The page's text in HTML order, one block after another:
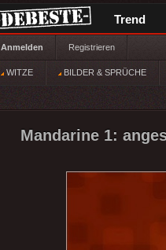
Trend
Anmelden Registrieren
WITZE BILDER & SPRÜCHE
Mandarine 1: